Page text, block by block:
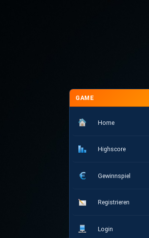
GAME
Home
Highscore
Gewinnspiel
Registrieren
Login